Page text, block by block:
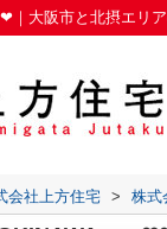
大阪市と北摂エリ
会社上方住宅 > 株式